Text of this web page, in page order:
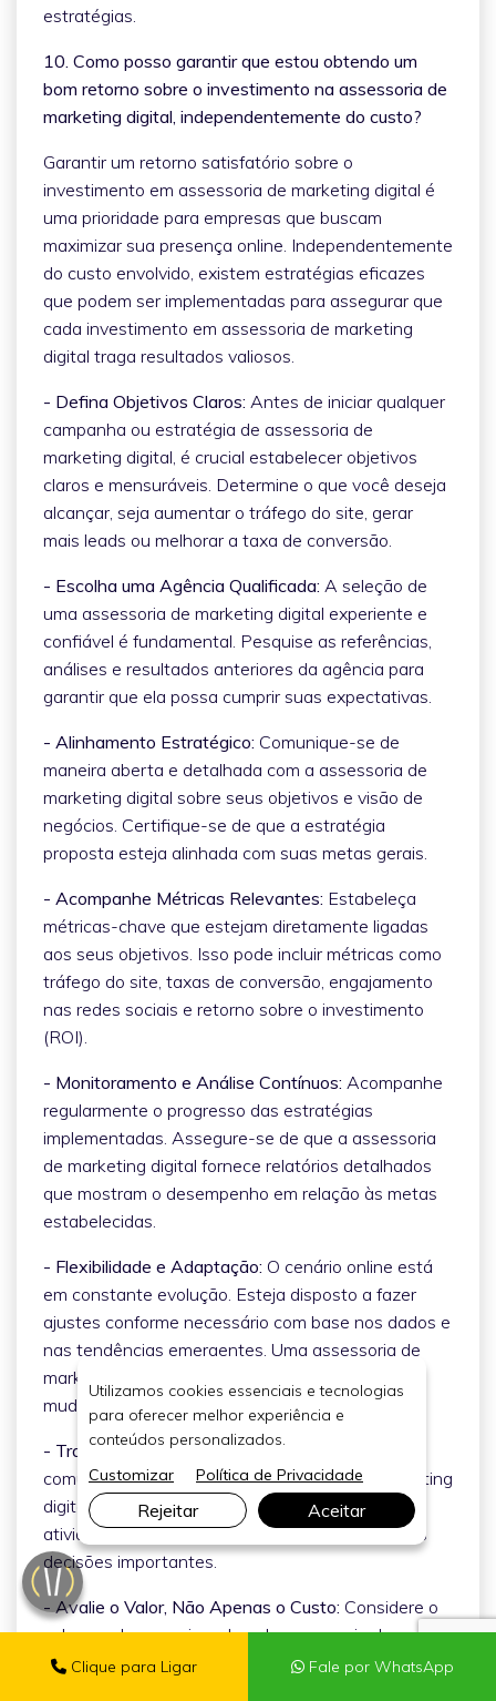
estratégias.
10. Como posso garantir que estou obtendo um
bom retorno sobre o investimento na assessoria de
marketing digital, independentemente do custo?
Garantir um retorno satisfatório sobre o
investimento em assessoria de marketing digital é
uma prioridade para empresas que buscam
maximizar sua presença online. Independentemente
do custo envolvido, existem estratégias eficazes
que podem ser implementadas para assegurar que
cada investimento em assessoria de marketing
digital traga resultados valiosos.
- Defina Objetivos Claros: Antes de iniciar qualquer
campanha ou estratégia de assessoria de
marketing digital, é crucial estabelecer objetivos
claros e mensuráveis. Determine o que você deseja
alcançar, seja aumentar o tráfego do site, gerar
mais leads ou melhorar a taxa de conversão.
- Escolha uma Agência Qualificada: A seleção de
uma assessoria de marketing digital experiente e
confiável é fundamental. Pesquise as referências,
análises e resultados anteriores da agência para
garantir que ela possa cumprir suas expectativas.
- Alinhamento Estratégico: Comunique-se de
maneira aberta e detalhada com a assessoria de
marketing digital sobre seus objetivos e visão de
negócios. Certifique-se de que a estratégia
proposta esteja alinhada com suas metas gerais.
- Acompanhe Métricas Relevantes: Estabeleça
métricas-chave que estejam diretamente ligadas
aos seus objetivos. Isso pode incluir métricas como
tráfego do site, taxas de conversão, engajamento
nas redes sociais e retorno sobre o investimento
(ROI).
- Monitoramento e Análise Contínuos: Acompanhe
regularmente o progresso das estratégias
implementadas. Assegure-se de que a assessoria
de marketing digital fornece relatórios detalhados
que mostram o desempenho em relação às metas
estabelecidas.
- Flexibilidade e Adaptação: O cenário online está
em constante evolução. Esteja disposto a fazer
ajustes conforme necessário com base nos dados e
nas tendências emergentes. Uma assessoria de
marketing digital ágil é capaz de se adaptar às
mudanças rapidamente.
- Transparência nas Ações:Mantenha uma
comunicação aberta com a assessoria de marketing
digital. Pergunte sobre as estratégias e as
atividades em andamento e esteja envolvido nas
decisões importantes.
- Avalie o Valor, Não Apenas o Custo: Considere o
valor geral proporcionado pela assessoria de
marketing digital, não apenas o custo. Um
Clique para Ligar Fale por WhatsApp
Utilizamos cookies essenciais e tecnologias
para oferecer melhor experiência e
conteúdos personalizados.
Customizar
Política de Privacidade
Rejeitar Aceitar